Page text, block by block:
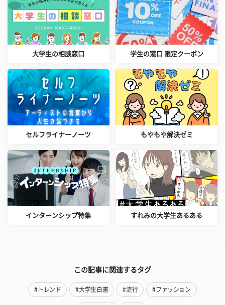
大学生の相談窓口 学生の窓口 限定クーポン
セルフライナーノーツ もやもや解決ゼミ
インターンシップ特集 すれみの大学生あるある
この記事に関連するタグ
#トレンド #大学生白書 #流行 #ファッション